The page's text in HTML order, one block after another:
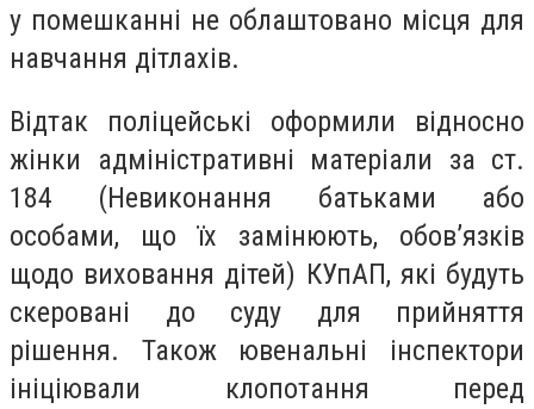
у помешканні не облаштовано місця для
навчання дітлахів.
Відтак поліцейські оформили відносно
жінки адміністративні матеріали за ст.
184 (Невиконання батьками або
особами, що їх замінюють, обов’язків
щодо виховання дітей) КУпАП, які будуть
скеровані до суду для прийняття
рішення. Також ювенальні інспектори
ініціювали клопотання перед